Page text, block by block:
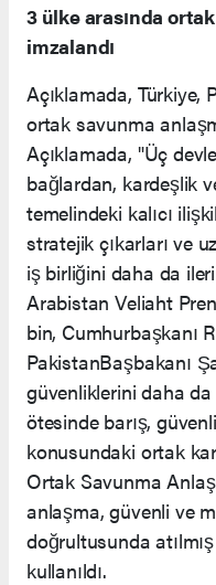
3 ülke arasında
imzalandı
Açıklamada, Türkiye,
ortak savunma
Açıklamada, "Üç
bağlardan, kardeşlik
temelindeki kalıcı
stratejik çıkarları ve
iş birliğini daha da
Arabistan Veliaht
bin, Cumhurbaşkanı
PakistanBaşbakanı
güvenliklerini daha
ötesinde barış,
konusundaki ortak
Ortak Savunma
anlaşma, güvenli ve
doğrultusunda
kullanıldı.